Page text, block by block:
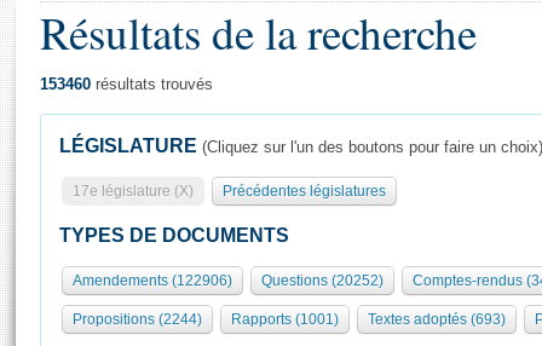
Présidence
577 députés
Groupes politiques
Séance publique
Commissions et autres organes
Europe et International
Général
Rôle et pouvoirs de l'Assemblée
Organisation de l'Assemblée
Présidence Conférence des Présidents Bureau Collège des
Visiter l'Assemblée
Visite virtuelle du palais Bourbon
Assister à une séance
Résultats de la recherche
153460 résultats trouvés
LÉGISLATURE (Cliquez sur l'un des boutons pour faire un choix)
17e législature (X) Précédentes législatures
TYPES DE DOCUMENTS
Amendements (122906) Questions (20252) Comptes-rendus
Propositions (2244) Rapports (1001) Textes adoptés (693)